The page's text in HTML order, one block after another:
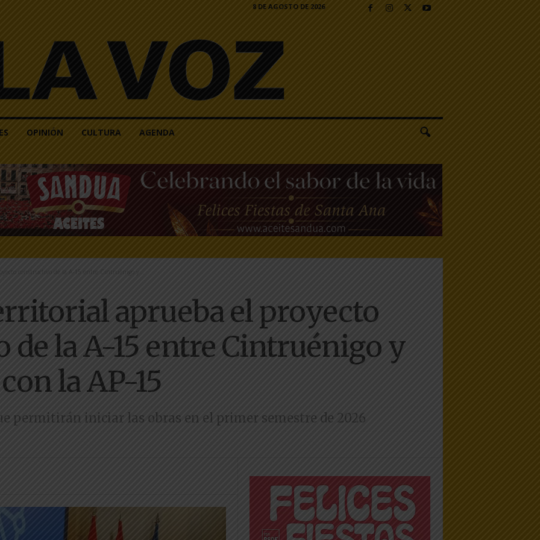
8 DE AGOSTO DE 2026
OPINIÓN CULTURA AGENDA
constructivo de la A-15 entre Cintruénigo y...
aprueba el proyecto
la A-15 entre Cintruénigo y
la AP-15
permitirán iniciar las obras en el primer semestre de 2026